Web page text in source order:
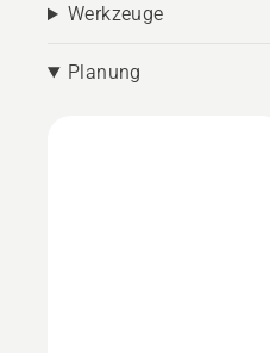
Werkzeuge
Planung